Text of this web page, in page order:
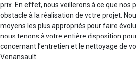
prix. En effet, nous veillerons à ce que nos
obstacle à la réalisation de votre projet.
moyens les plus appropriés pour faire
nous tenons à votre entière disposition
concernant l’entretien et le nettoyage de
Venansault.